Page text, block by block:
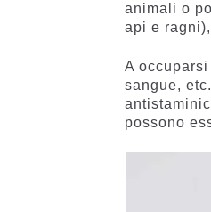
animali o
api e
A
sangue,
possono